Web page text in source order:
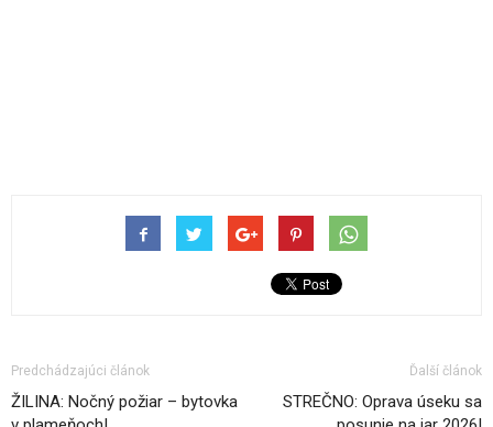
Predchádzajúci článok
ŽILINA: Nočný požiar – bytovka
Ďalší článok
STREČNO: Oprava úseku sa